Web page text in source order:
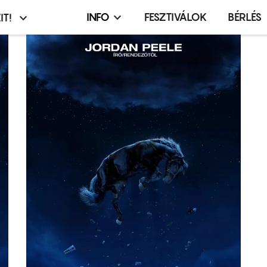
Infó,
esemény,
terembérlés
menü
INFO FESZTIVÁLOK BÉRLÉS